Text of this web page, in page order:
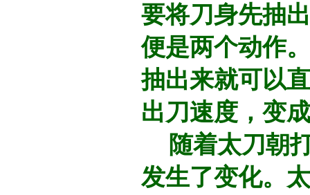
要将刀身先抽
便是两个动作
抽出来就可以
出刀速度，变
随着太刀朝
发生了变化。